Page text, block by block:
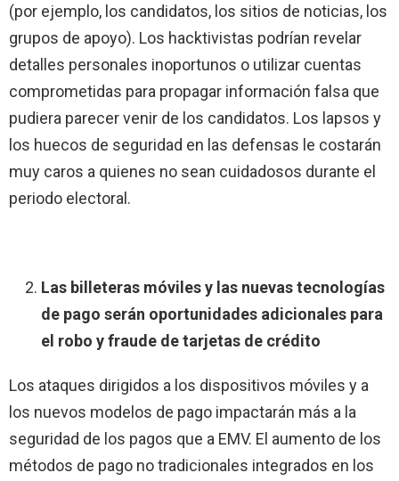
(por ejemplo, los candidatos, los sitios de noticias, los
grupos de apoyo). Los hacktivistas podrían revelar
detalles personales inoportunos o utilizar cuentas
comprometidas para propagar información falsa que
pudiera parecer venir de los candidatos. Los lapsos y
los huecos de seguridad en las defensas le costarán
muy caros a quienes no sean cuidadosos durante el
periodo electoral.
Las billeteras móviles y las nuevas tecnologías
de pago serán oportunidades adicionales para
el robo y fraude de tarjetas de crédito
Los ataques dirigidos a los dispositivos móviles y a
los nuevos modelos de pago impactarán más a la
seguridad de los pagos que a EMV. El aumento de los
métodos de pago no tradicionales integrados en los